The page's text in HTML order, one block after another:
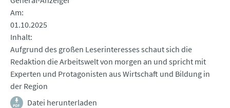
Am
01.10.2025
Inhalt
Aufgrund des großen Leserinteresses schaut sich die
Redaktion die Arbeitswelt von morgen an und spricht mit
Experten und Protagonisten aus Wirtschaft und Bildung in
der Region
Datei herunterladen